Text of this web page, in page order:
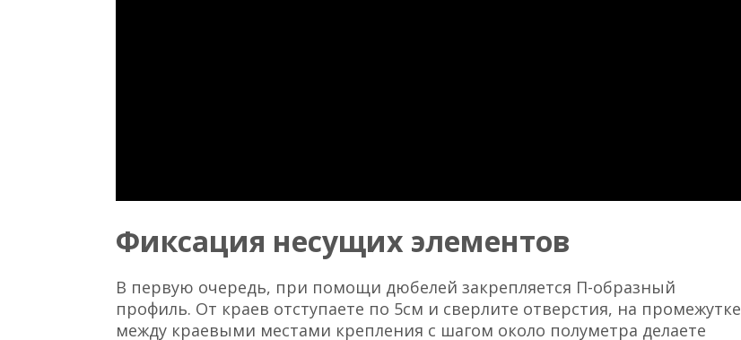
Фиксация несущих элементов
В первую очередь, при помощи дюбелей закрепляется П-образный
профиль. От краев отступаете по 5см и сверлите отверстия, на промежутке
между краевыми местами крепления с шагом около полуметра делаете